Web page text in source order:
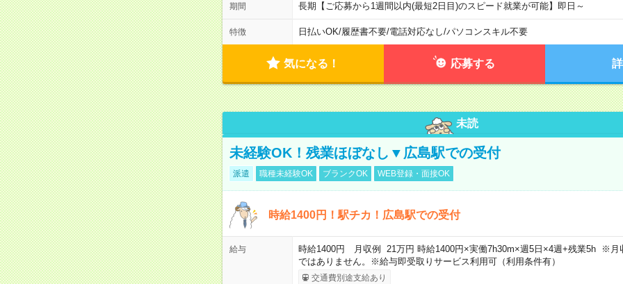
期間 長期【ご応募から1週間以内(最短2日目)のスピード就業が可能】即日～
特徴 日払いOK/履歴書不要/電話対応なし/パソコンスキル不要
気になる！ 応募する
未読
未経験OK！残業ほぼなし▼広島駅での受付
派遣 職種未経験OK ブランクOK WEB登録・面接OK
時給1400円！駅チカ！広島駅での受付
給与
時給1400円 月収例 21万円 時給1400円×実働7h30m×週5日×4週+残業5h ※月
ではありません。※給与即受取りサービス利用可（利用条件有）
交通費別途支給あり